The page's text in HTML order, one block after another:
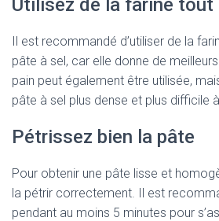
Utilisez de la farine tout
Il est recommandé d’utiliser de la
pâte à sel, car elle donne de
pain peut également être utilisée,
pâte à sel plus dense et plus difficile
Pétrissez bien la pâte
Pour obtenir une pâte lisse et
la pétrir correctement. Il est
pendant au moins 5 minutes pour